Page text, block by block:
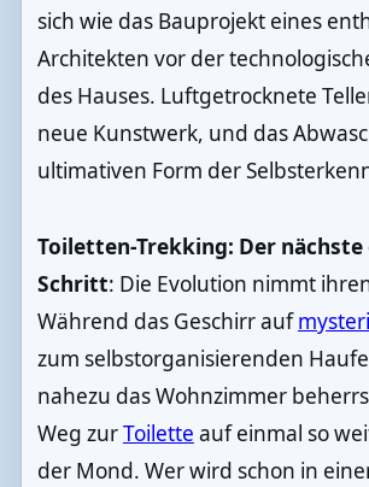
sich wie das Bauprojekt eines
Architekten vor der
des Hauses. Luftgetrocknete
neue Kunstwerk, und das
ultimativen Form der
Toiletten-Trekking: Der
Schritt: Die Evolution nimmt
Während das Geschirr auf
zum selbstorganisierenden
nahezu das Wohnzimmer
Weg zurToilette auf einmal so
der Mond. Wer wird schon in